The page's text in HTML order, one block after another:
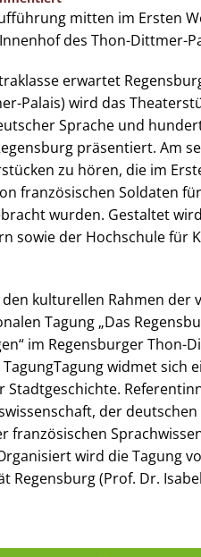
mitten im Ersten
des Thon-Dittmer-
erwartet
Palais) wird das
Sprache und
präsentiert. Am
zu hören, die im
französischen Soldaten
wurden. Gestaltet
sowie der Hochschule für
kulturellen Rahmen der
Tagung „Das
im Regensburger Thon-
TagungTagung widmet sich
Stadtgeschichte.
der
französischen
wird die Tagung
Regensburg (Prof. Dr.